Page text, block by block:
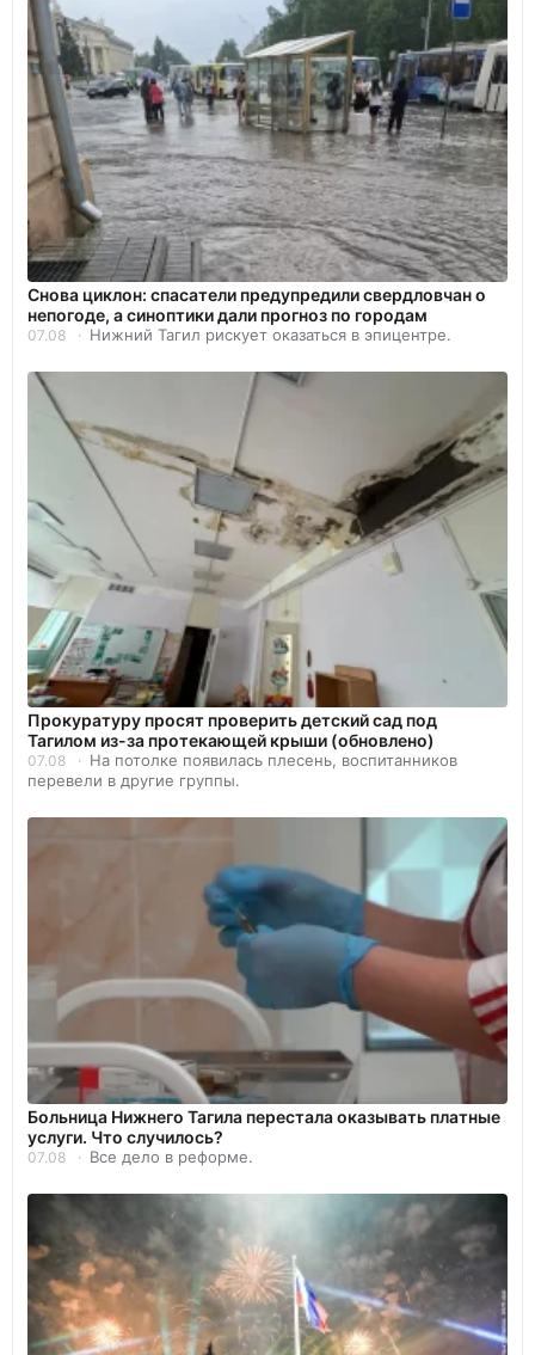
Снова циклон: спасатели предупредили свердловчан о
непогоде, а синоптики дали прогноз по городам
07.08 Нижний Тагил рискует оказаться в эпицентре.
Прокуратуру просят проверить детский сад под
Тагилом из-за протекающей крыши (обновлено)
07.08
На потолке появилась плесень, воспитанников
перевели в другие группы.
Больница Нижнего Тагила перестала оказывать платные
услуги. Что случилось?
07.08 Все дело в реформе.